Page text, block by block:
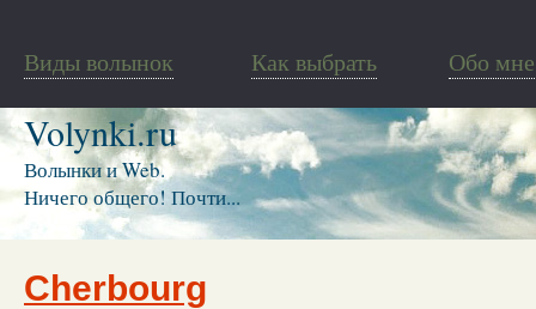
Виды волынок Как выбрать Обо мне
Volynki.ru
Волынки и Web.
Ничего общего! Почти...
Cherbourg